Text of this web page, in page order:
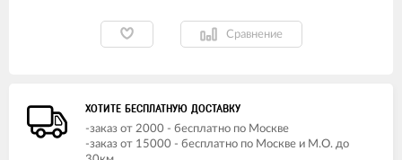
Сравнение
ХОТИТЕ БЕСПЛАТНУЮ ДОСТАВКУ
-заказ от 2000 - бесплатно по Москве
-заказ от 15000 - бесплатно по Москве и М.О. до